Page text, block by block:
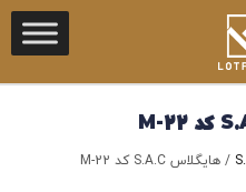
/ هایگلاس S.A.C کد M-22